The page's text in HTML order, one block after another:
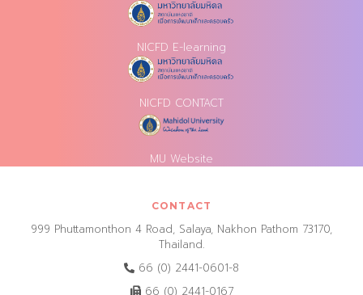
NICFD E-learning
NICFD CONTACT
MU Website
CONTACT
999 Phuttamonthon 4 Road, Salaya, Nakhon Pathom 73170,
Thailand.
66 (0) 2441-0601-8
66 (0) 2441-0167